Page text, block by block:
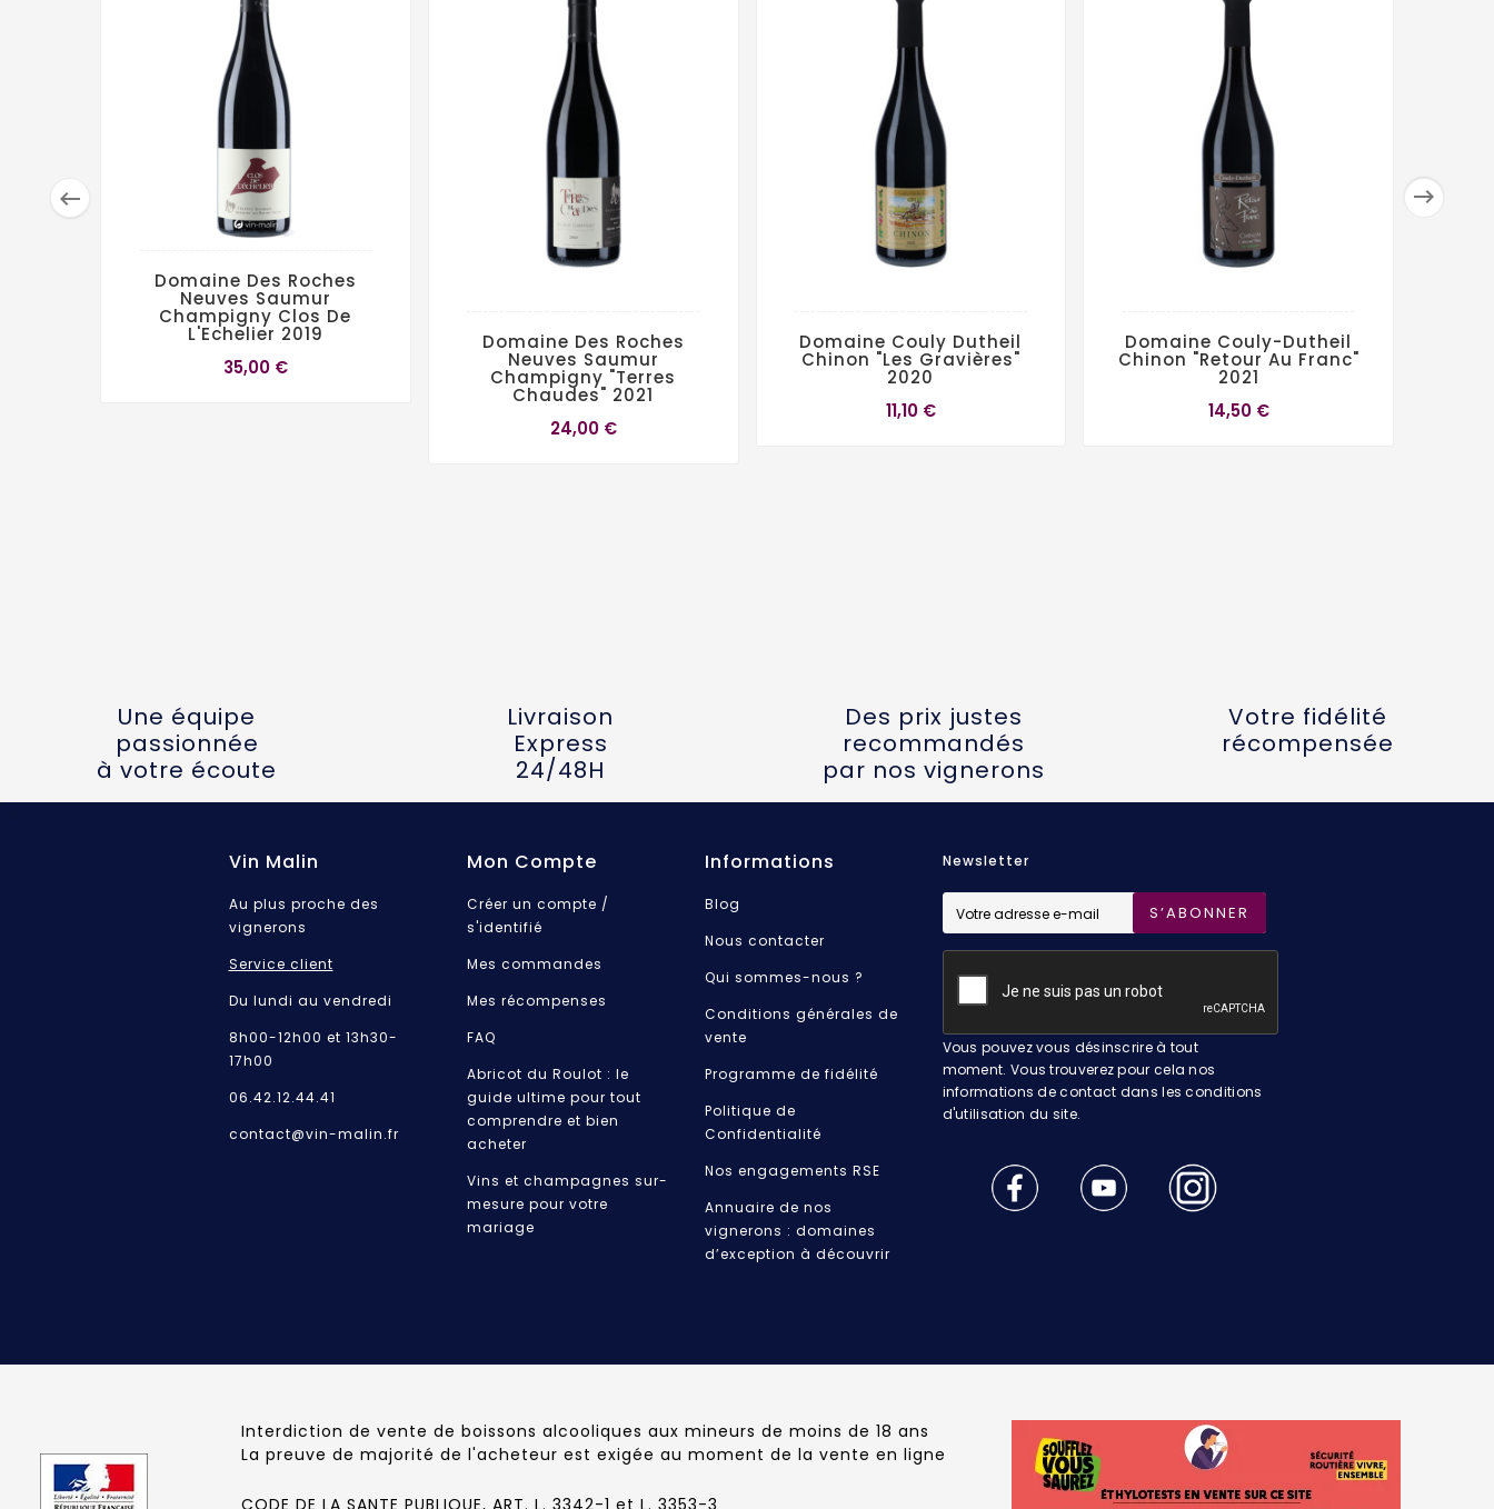
 
Domaine Des Roches
Neuves Saumur
Champigny Clos De
L'Echelier 2019
35,00 €
Domaine Des Roches
Neuves Saumur
Champigny "Terres
Chaudes" 2021
24,00 €
Domaine Couly Dutheil
Chinon "Les Gravières"
2020
11,10 €
Domaine Couly-Dutheil
Chinon "Retour Au Franc"
2021
14,50 €
Une équipe
passionnée
à votre écoute
Livraison
Express
24/48H
Des prix justes
recommandés
par nos vignerons
Votre fidélité
récompensée
Vin Malin
Au plus proche des
vignerons
Service client
Du lundi au vendredi
8h00-12h00 et 13h30-
17h00
06.42.12.44.41
contact@vin-malin.fr
Mon Compte
Créer un compte /
s'identifié
Mes commandes
Mes récompenses
FAQ
Abricot du Roulot : le
guide ultime pour tout
comprendre et bien
acheter
Vins et champagnes sur-
mesure pour votre
mariage
Informations
Blog
Nous contacter
Qui sommes-nous ?
Conditions générales de
vente
Programme de fidélité
Politique de
Confidentialité
Nos engagements RSE
Annuaire de nos
vignerons : domaines
d’exception à découvrir
Newsletter
S’ABONNER
Vous pouvez vous désinscrire à tout
moment. Vous trouverez pour cela nos
informations de contact dans les conditions
d'utilisation du site.
Interdiction de vente de boissons alcooliques aux mineurs de moins de 18 ans
La preuve de majorité de l'acheteur est exigée au moment de la vente en ligne